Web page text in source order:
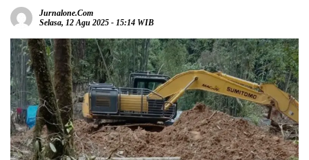
Jurnalone.com
Selasa, 12 Agu 2025 - 15:14 WIB